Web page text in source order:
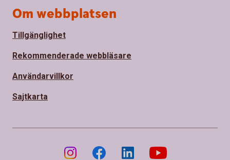
Om webbplatsen
Tillgänglighet
Rekommenderade webbläsare
Användarvillkor
Sajtkarta